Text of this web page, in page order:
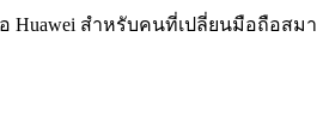
อ Huawei สำหรับคนที่เปลี่ยนมือถือสมา